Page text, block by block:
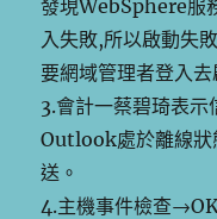
發現WebSphere服
入失敗,所以啟動失
要網域管理者登入去
3.會計一蔡碧琦表
Outlook處於離線狀
送。
4.主機事件檢查